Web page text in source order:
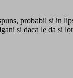
probabil si in
si daca le da si